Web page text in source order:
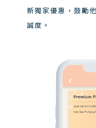
新獨家優惠，鼓勵
誠度。